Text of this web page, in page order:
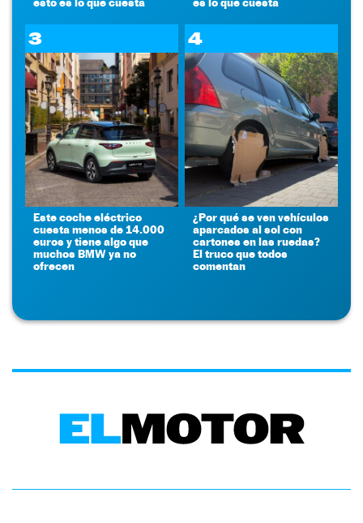
3
Este coche eléctrico
cuesta menos de 14.000
euros y tiene algo que
muchos BMW ya no
ofrecen
4
¿Por qué se ven vehículos
aparcados al sol con
cartones en las ruedas?
El truco que todos
comentan